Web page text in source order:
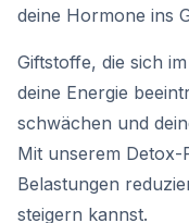
deine Hormone ins
Giftstoffe, die sich
deine Energie
schwächen und
Mit unserem Detox-
Belastungen
steigern kannst.